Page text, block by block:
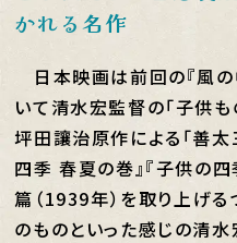
かれる名作
日本映画は前回の『風の
いて清水宏監督の「子供も
坪田讓治原作による「善太
四季 春夏の巻』『子供の
篇（1939年）を取り上げる
のものといった感じの清